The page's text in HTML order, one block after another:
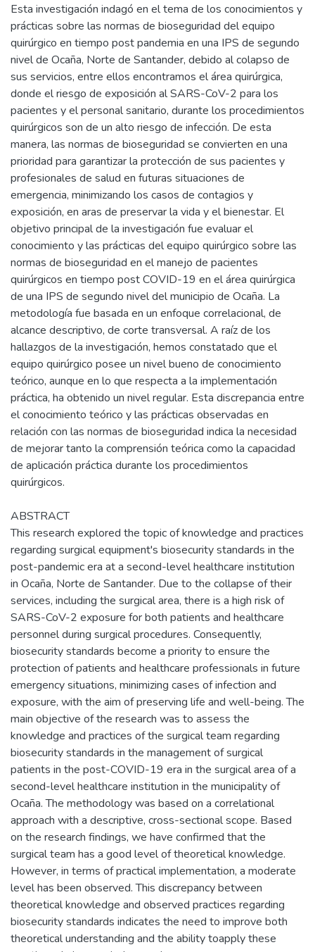
Esta investigación indagó en el tema de los conocimientos y
prácticas sobre las normas de bioseguridad del equipo
quirúrgico en tiempo post pandemia en una IPS de segundo
nivel de Ocaña, Norte de Santander, debido al colapso de
sus servicios, entre ellos encontramos el área quirúrgica,
donde el riesgo de exposición al SARS-CoV-2 para los
pacientes y el personal sanitario, durante los procedimientos
quirúrgicos son de un alto riesgo de infección. De esta
manera, las normas de bioseguridad se convierten en una
prioridad para garantizar la protección de sus pacientes y
profesionales de salud en futuras situaciones de
emergencia, minimizando los casos de contagios y
exposición, en aras de preservar la vida y el bienestar. El
objetivo principal de la investigación fue evaluar el
conocimiento y las prácticas del equipo quirúrgico sobre las
normas de bioseguridad en el manejo de pacientes
quirúrgicos en tiempo post COVID-19 en el área quirúrgica
de una IPS de segundo nivel del municipio de Ocaña. La
metodología fue basada en un enfoque correlacional, de
alcance descriptivo, de corte transversal. A raíz de los
hallazgos de la investigación, hemos constatado que el
equipo quirúrgico posee un nivel bueno de conocimiento
teórico, aunque en lo que respecta a la implementación
práctica, ha obtenido un nivel regular. Esta discrepancia entre
el conocimiento teórico y las prácticas observadas en
relación con las normas de bioseguridad indica la necesidad
de mejorar tanto la comprensión teórica como la capacidad
de aplicación práctica durante los procedimientos
quirúrgicos.
ABSTRACT
This research explored the topic of knowledge and practices
regarding surgical equipment's biosecurity standards in the
post-pandemic era at a second-level healthcare institution
in Ocaña, Norte de Santander. Due to the collapse of their
services, including the surgical area, there is a high risk of
SARS-CoV-2 exposure for both patients and healthcare
personnel during surgical procedures. Consequently,
biosecurity standards become a priority to ensure the
protection of patients and healthcare professionals in future
emergency situations, minimizing cases of infection and
exposure, with the aim of preserving life and well-being. The
main objective of the research was to assess the
knowledge and practices of the surgical team regarding
biosecurity standards in the management of surgical
patients in the post-COVID-19 era in the surgical area of a
second-level healthcare institution in the municipality of
Ocaña. The methodology was based on a correlational
approach with a descriptive, cross-sectional scope. Based
on the research findings, we have confirmed that the
surgical team has a good level of theoretical knowledge.
However, in terms of practical implementation, a moderate
level has been observed. This discrepancy between
theoretical knowledge and observed practices regarding
biosecurity standards indicates the need to improve both
theoretical understanding and the ability toapply these